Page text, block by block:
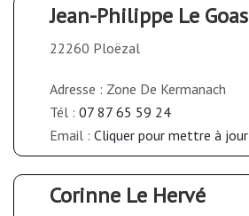
Jean-Philippe Le Goas
22260 Ploëzal
Adresse : Zone De Kermanach
Tél : 07 87 65 59 24
Email : Cliquer pour mettre à jour
Corinne Le Hervé